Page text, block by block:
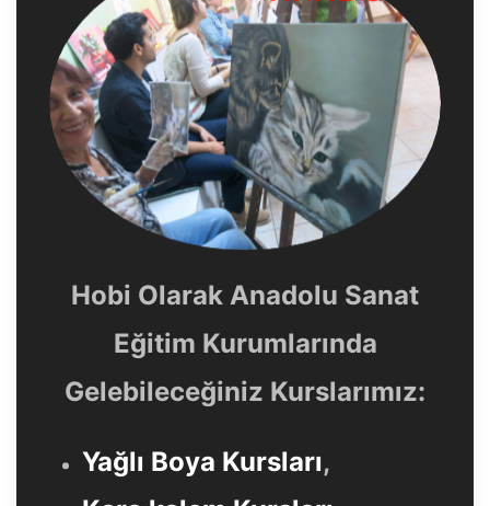
Hobi Olarak Anadolu Sanat
Eğitim Kurumlarında
Gelebileceğiniz Kurslarımız:
Yağlı Boya Kursları,